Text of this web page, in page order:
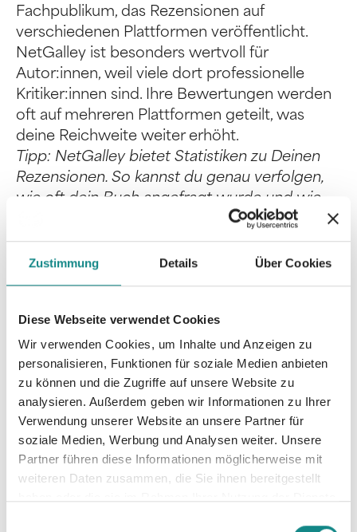
Zustimmung Details Über Cookies
Diese Webseite verwendet Cookies
Wir verwenden Cookies, um Inhalte und Anzeigen zu
personalisieren, Funktionen für soziale Medien anbieten
zu können und die Zugriffe auf unsere Website zu
analysieren. Außerdem geben wir Informationen zu Ihrer
Verwendung unserer Website an unsere Partner für
soziale Medien, Werbung und Analysen weiter. Unsere
Partner führen diese Informationen möglicherweise mit
weiteren Daten zusammen, die Sie ihnen bereitgestellt
Fachpublikum, das Rezensionen auf
verschiedenen Plattformen veröffentlicht.
NetGalley ist besonders wertvoll für
Autor:innen, weil viele dort professionelle
Kritiker:innen sind. Ihre Bewertungen werden
oft auf mehreren Plattformen geteilt, was
deine Reichweite weiter erhöht.
Tipp: NetGalley bietet Statistiken zu Deinen
Rezensionen. So kannst du genau verfolgen,
wie oft dein Buch angefragt wurde und wie
viele Kritiken bereits veröffentlicht wurden.
LovelyBooks – Leserunden für mehr
Leserunden zu organisieren. Das bedeutet:
Interessierte Leser:innen bekommen dein
Buch kostenlos zur Verfügung gestellt und
schreiben anschließend ihre Meinung.
Vorteile von Leserunden: